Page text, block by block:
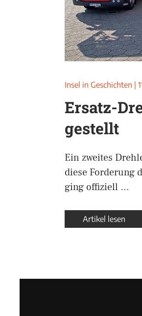
Insel in Geschichten
Ersatz-
gestellt
Ein zweites
diese Forderung
ging offiziell …
Artikel lesen